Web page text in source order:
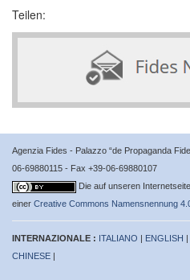
Teilen:
Agenzia Fides - Palazzo “de Propaganda
06-69880115 - Fax +39-06-69880107
Die auf unseren
einer Creative Commons Namensnennung
INTERNAZIONALE : ITALIANO ENGLISH
CHINESE